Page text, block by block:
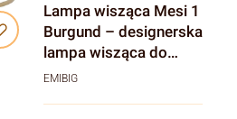
Lampa wisząca Mesi 1
Burgund – designerska
lampa wisząca do
nowoczesnych wnętrz
EMIBIG